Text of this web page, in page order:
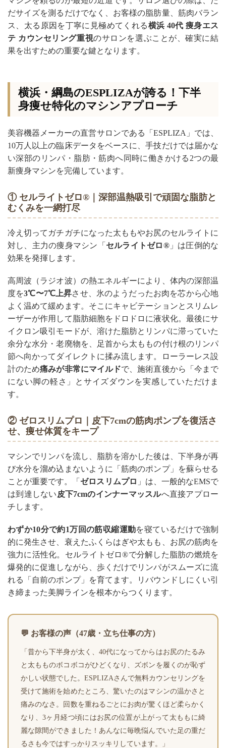
だサイズを測るだけでなく、お客様の脂肪量、筋肉バラン
ス、太る原因を丁寧に見極めてくれる横浜 40代 痩身エス
テ カウンセリング重視のサロンを選ぶことが、確実に結
果を出すための重要な鍵となります。
横浜・綱島のESPLIZAが誇る！下半
身痩せ特化のマシンアプローチ
美容機器メーカーの直営サロンである「ESPLIZA」では、
10万人以上の臨床データをベースに、手技だけでは届かな
い深部のリンパ・脂肪・筋肉へ同時に働きかける2つの最
新痩身マシンを完備しています。
① セルライトゼロ®｜深部温熱吸引で頑固な脂肪と
むくみを一網打尽
冷え切ってガチガチになった太ももやお尻のセルライトに
対し、主力の痩身マシン「 セルライトゼロ®」は圧倒的な
効果を発揮します。
高周波（ラジオ波）の熱エネルギーにより、体内の深部温
度を3℃〜7℃上昇させ、氷のようだったお肉を芯から心地
よく温めて緩めます。そこにキャビテーションとスリムレ
ーザーが作用して脂肪細胞をドロドロに液状化。最後にサ
イクロン吸引モードが、溶けた脂肪とリンパに滞っていた
余分な水分・老廃物を、足首から太ももの付け根のリンパ
節へ向かってダイレクトに揉み流します。ローラーレス設
計のため痛みが非常にマイルドで、施術直後から「今まで
にない脚の軽さ」とサイズダウンを実感していただけま
す。
② ゼロスリムプロ｜皮下7cmの筋肉ポンプを復活さ
せ、痩せ体質をキープ
マシンでリンパを流し、脂肪を溶かした後は、下半身が再
び水分を溜め込まないように「筋肉のポンプ」を蘇らせる
ことが重要です。「ゼロスリムプロ 」は、一般的なEMSで
は到達しない 皮下7cmのインナーマッスルへ直接アプロー
チします。
わずか10分で約1万回の筋収縮運動を寝ているだけで強制
的に発生させ、衰えたふくらはぎや太もも、お尻の筋肉を
強力に活性化。セルライトゼロ®で分解した脂肪の燃焼を
爆発的に促進しながら、歩くだけでリンパがスムーズに流
れる「自前のポンプ」を育てます。リバウンドしにくい引
き締まった美脚ラインを根本からつくります。
💬 お客様の声（47歳・立ち仕事の方）
「昔から下半身が太く、40代になってからはお尻のたるみ
と太もものボコボコがひどくなり、ズボンを履くのが恥ず
かしい状態でした。ESPLIZAさんで無料カウンセリングを
受けて施術を始めたところ、驚いたのはマシンの温かさと
痛みのなさ。回数を重ねるごとにお肉が驚くほど柔らかく
なり、3ヶ月経つ頃にはお尻の位置が上がって太ももに綺
麗な隙間ができました！あんなに毎晩悩んでいた足の重だ
るさも今ではすっかりスッキリしています。」